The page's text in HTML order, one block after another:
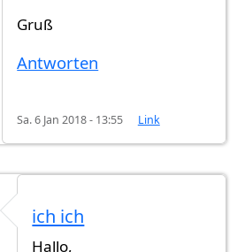
Gruß
Antworten
Sa. 6 Jan 2018 - 13:55 Link
ich ich
Hallo,